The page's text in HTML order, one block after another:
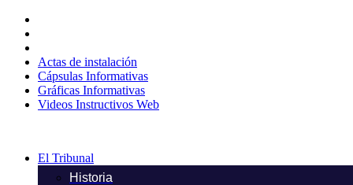
contenido
Actas de instalación
Cápsulas Informativas
Gráficas Informativas
Videos Instructivos Web
El Tribunal
Historia